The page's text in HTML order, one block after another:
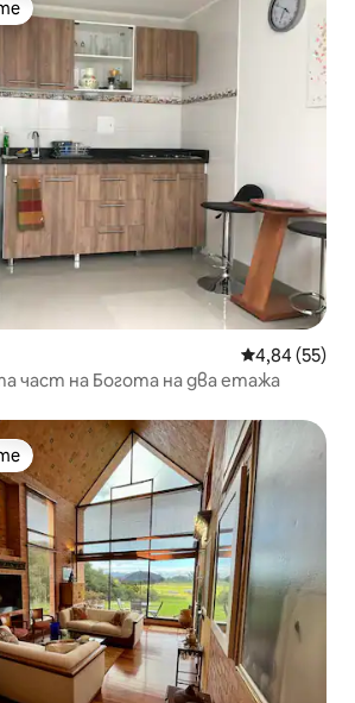
Средна
4,84 (55)
част на Богота на два етажа